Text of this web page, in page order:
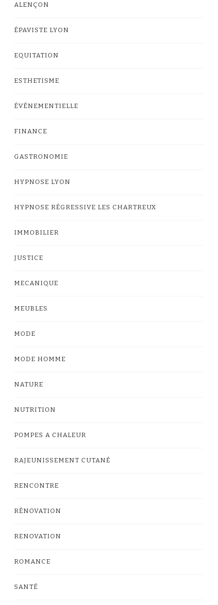
ALENÇON
ÉPAVISTE LYON
EQUITATION
ESTHETISME
ÉVÉNEMENTIELLE
FINANCE
GASTRONOMIE
HYPNOSE LYON
HYPNOSE RÉGRESSIVE LES CHARTREUX
IMMOBILIER
JUSTICE
MECANIQUE
MEUBLES
MODE
MODE HOMME
NATURE
NUTRITION
POMPES A CHALEUR
RAJEUNISSEMENT CUTANÉ
RENCONTRE
RÉNOVATION
RENOVATION
ROMANCE
SANTÉ